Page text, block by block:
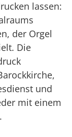
lassen:
der Orgel
Die
und
mit einem